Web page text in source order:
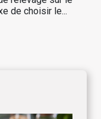
de choisir le...